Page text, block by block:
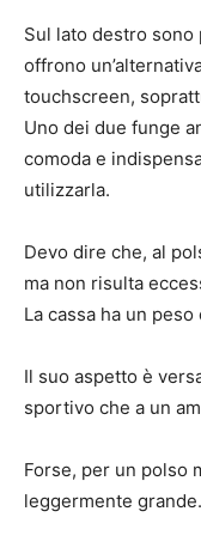
Sul lato destro
offrono
touchscreen,
Uno dei due funge
comoda e
utilizzarla.
Devo dire che, al
ma non risulta
La cassa ha un
Il suo aspetto è
sportivo che a un
Forse, per un polso
leggermente grande.